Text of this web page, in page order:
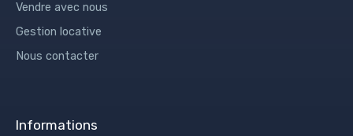
Vendre avec nous
Gestion locative
Nous contacter
Informations